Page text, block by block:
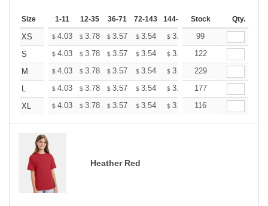
Size 1-11 12-35 36-71 72-143 144-287 288 + More
Stock Qty.
XS $ 4.03 $ 3.78 $ 3.57 $ 3.54 $ 3.48 $3.45
99
S
$ 4.03 $ 3.78 $ 3.57 $ 3.54 $ 3.48 $3.45
122
M
$ 4.03 $ 3.78 $ 3.57 $ 3.54 $ 3.48 $3.45
229
L
$ 4.03 $ 3.78 $ 3.57 $ 3.54 $ 3.48 $3.45
177
XL
$ 4.03 $ 3.78 $ 3.57 $ 3.54 $ 3.48 $3.45
116
Heather Red